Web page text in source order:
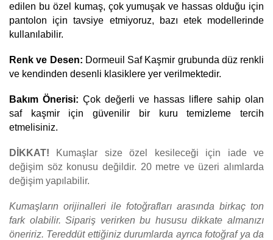
edilen bu özel kumaş, çok yumuşak ve hassas olduğu için
pantolon için tavsiye etmiyoruz, bazı etek modellerinde
kullanılabilir.
Renk ve Desen: Dormeuil Saf Kaşmir grubunda düz renkli
ve kendinden desenli klasiklere yer verilmektedir.
Bakım Önerisi: Çok değerli ve hassas liflere sahip olan
saf kaşmir için güvenilir bir kuru temizleme tercih
etmelisiniz.
DİKKAT! Kumaşlar size özel kesileceği için iade ve
değişim söz konusu değildir. 20 metre ve üzeri alımlarda
değişim yapılabilir.
Kumaşların orijinalleri ile fotoğrafları arasında birkaç ton
fark olabilir. Sipariş verirken bu hususu dikkate almanızı
öneririz. Tereddüt ettiğiniz durumlarda ayrıca fotoğraf ya da